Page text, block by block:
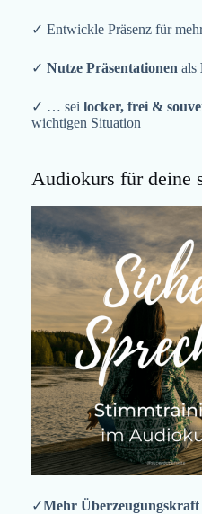
✓ Entwickle Präsenz für
✓ Nutze Präsentationen als
✓ … sei locker, frei &
wichtigen Situation
Audiokurs für deine
✓Mehr Überzeugungskraft